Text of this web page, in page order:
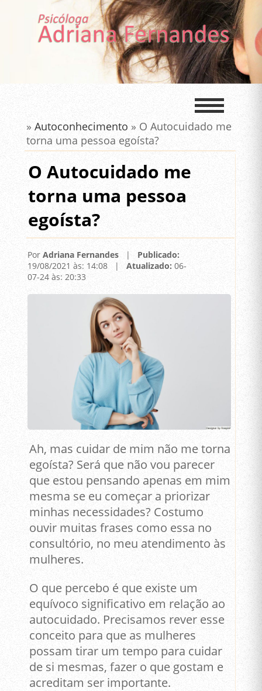
»Autoconhecimento » O Autocuidado me
torna uma pessoa egoísta?
O Autocuidado me
torna uma pessoa
egoísta?
Por Adriana Fernandes| Publicado:
19/08/2021 às: 14:08 | Atualizado: 06-
07-24 às: 20:33
Ah, mas cuidar de mim não me torna
egoísta? Será que não vou parecer
que estou pensando apenas em mim
mesma se eu começar a priorizar
minhas necessidades? Costumo
ouvir muitas frases como essa no
consultório, no meu atendimento às
mulheres.
O que percebo é que existe um
equívoco significativo em relação ao
autocuidado. Precisamos rever esse
conceito para que as mulheres
possam tirar um tempo para cuidar
de si mesmas, fazer o que gostam e
acreditam ser importante.